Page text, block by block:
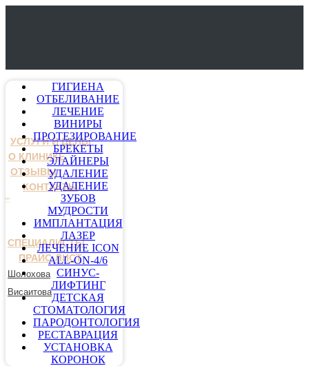
УСЛУГИ И ЦЕНЫ
О КЛИНИКЕ
ОТЗЫВЫ
КОНТАКТЫ
СПЕЦИАЛИСТЫ
ПРАЙС-ЛИСТ
Шолохова
Висаитова
ГИГИЕНА
ОТБЕЛИВАНИЕ
ЛЕЧЕНИЕ
ВИНИРЫ
ПРОТЕЗИРОВАНИЕ
БРЕКЕТЫ
ЭЛАЙНЕРЫ
УДАЛЕНИЕ
УДАЛЕНИЕ
ЗУБОВ
МУДРОСТИ
ИМПЛАНТАЦИЯ
ЛАЗЕР
ЛЕЧЕНИЕ ICON
ALL-ON-4/6
СИНУС-
ЛИФТИНГ
ДЕТСКАЯ
СТОМАТОЛОГИЯ
ПАРОДОНТОЛОГИЯ
РЕСТАВРАЦИЯ
УСТАНОВКА
КОРОНОК